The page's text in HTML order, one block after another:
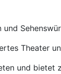
Theater
und bietet